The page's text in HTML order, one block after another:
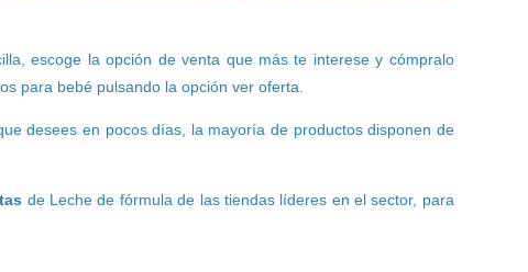
escoge la opción de venta que más te interese y cómpralo
para bebé pulsando la opción ver oferta.
desees en pocos días, la mayoría de productos disponen de
de Leche de fórmula de las tiendas líderes en el sector, para